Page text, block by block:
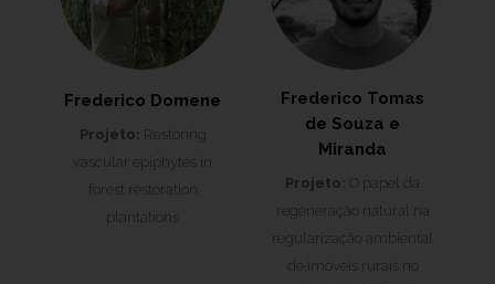
Frederico Domene
Projeto: Restoring
vascular epiphytes in
forest restoration
plantations
Frederico Tomas
de Souza e
Miranda
Projeto: O papel da
regeneração natural na
regularização ambiental
de imóveis rurais no